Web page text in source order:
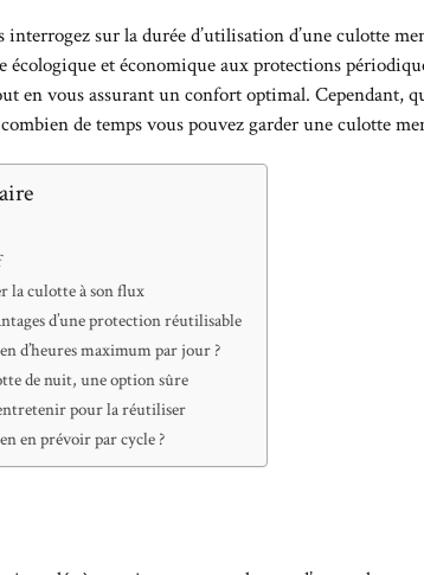
interrogez sur la durée d’utilisation d’une culotte
écologique et économique aux protections
en vous assurant un confort optimal. Cependant,
de temps vous pouvez garder une culotte
la culotte à son flux
d’une protection réutilisable
d’heures maximum par jour ?
de nuit, une option sûre
pour la réutiliser
en prévoir par cycle ?